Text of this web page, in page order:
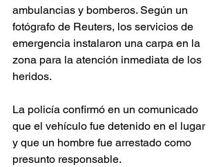
ambulancias y bomberos. Según un
fotógrafo de Reuters, los servicios de
emergencia instalaron una carpa en la
zona para la atención inmediata de los
heridos.
La policía confirmó en un comunicado
que el vehículo fue detenido en el lugar
y que un hombre fue arrestado como
presunto responsable.